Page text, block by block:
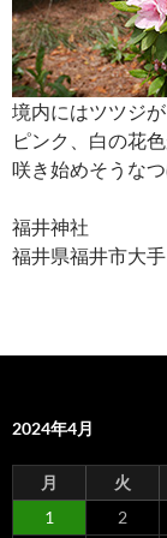
境内にはツツジ
ピンク、白の花
咲き始めそうな
福井神社
福井県福井市大
2024年4月
月 火
1
2